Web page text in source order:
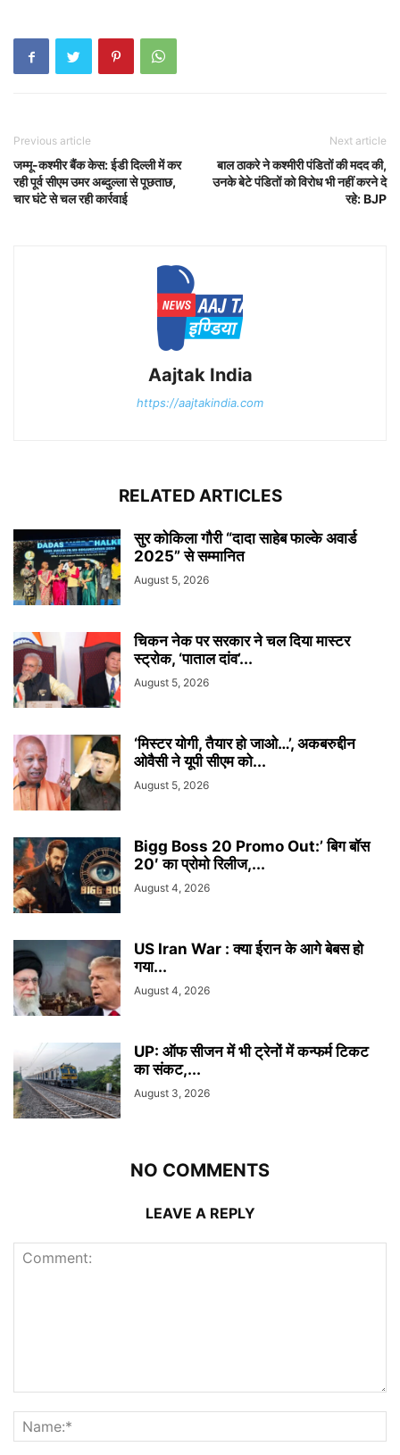
Previous article
जम्मू-कश्मीर बैंक केस: ईडी दिल्ली में कर
रही पूर्व सीएम उमर अब्दुल्ला से पूछताछ,
चार घंटे से चल रही कार्रवाई
Next article
बाल ठाकरे ने कश्मीरी पंडितों की मदद की,
उनके बेटे पंडितों को विरोध भी नहीं करने दे
रहे: BJP
Aajtak India
https://aajtakindia.com
RELATED ARTICLES
सुर कोकिला गौरी “दादा साहेब फाल्के अवार्ड
2025” से सम्मानित
August 5, 2026
चिकन नेक पर सरकार ने चल दिया मास्टर
स्ट्रोक, ‘पाताल दांव’...
August 5, 2026
‘मिस्टर योगी, तैयार हो जाओ…’, अकबरुद्दीन
ओवैसी ने यूपी सीएम को...
August 5, 2026
Bigg Boss 20 Promo Out:’ बिग बॉस
20′ का प्रोमो रिलीज,...
August 4, 2026
US Iran War : क्या ईरान के आगे बेबस हो
गया...
August 4, 2026
UP: ऑफ सीजन में भी ट्रेनों में कन्फर्म टिकट
का संकट,...
August 3, 2026
NO COMMENTS
LEAVE A REPLY